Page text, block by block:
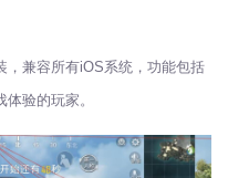
，兼容所有iOS系统，功能包括
验的玩家。